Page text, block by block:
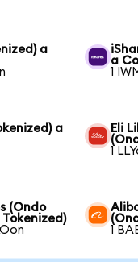
a
a
1
a
Eli
1
(Ondo
1